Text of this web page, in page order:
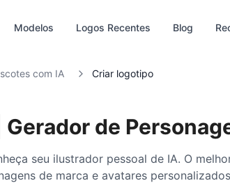
Modelos Logos Recentes Blog
com IA Criar logotipo
de
seu ilustrador pessoal de IA. O
de marca e avatares personalizados